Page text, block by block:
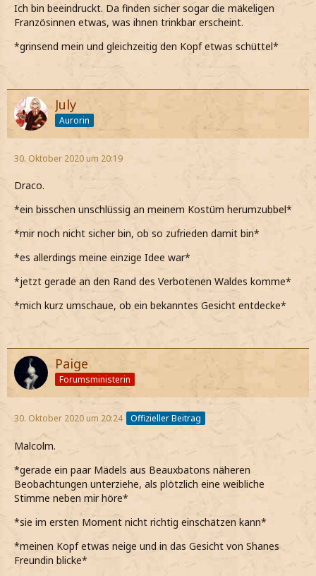
Ich bin beeindruckt. Da finden sicher sogar die mäkeligen
Französinnen etwas, was ihnen trinkbar erscheint.
*grinsend mein und gleichzeitig den Kopf etwas schüttel*
July
Aurorin
30. Oktober 2020 um 20:19
Draco.
*ein bisschen unschlüssig an meinem Kostüm herumzubbel*
*mir noch nicht sicher bin, ob so zufrieden damit bin*
*es allerdings meine einzige Idee war*
*jetzt gerade an den Rand des Verbotenen Waldes komme*
*mich kurz umschaue, ob ein bekanntes Gesicht entdecke*
Paige
Forumsministerin
30. Oktober 2020 um 20:24 Offizieller Beitrag
Malcolm.
*gerade ein paar Mädels aus Beauxbatons näheren
Beobachtungen unterziehe, als plötzlich eine weibliche
Stimme neben mir höre*
*sie im ersten Moment nicht richtig einschätzen kann*
*meinen Kopf etwas neige und in das Gesicht von Shanes
Freundin blicke*